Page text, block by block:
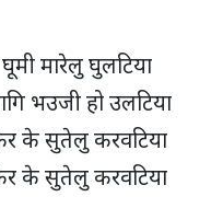
मारेलु घुलटिया
भउजी हो उलटिया
के सुतेलु करवटिया
के सुतेलु करवटिया